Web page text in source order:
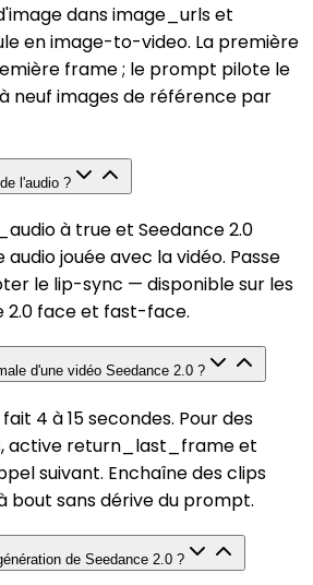
dans image_urls et
en image-to-video. La première
frame ; le prompt pilote le
neuf images de référence par
l'audio ?
à true et Seedance 2.0
jouée avec la vidéo. Passe
le lip-sync — disponible sur les
2.0 face et fast-face.
d'une vidéo Seedance 2.0 ?
4 à 15 secondes. Pour des
active return_last_frame et
suivant. Enchaîne des clips
bout sans dérive du prompt.
de Seedance 2.0 ?